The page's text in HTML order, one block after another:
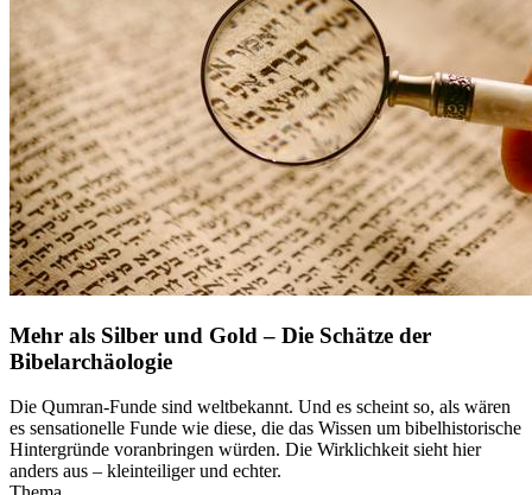
Mehr als Silber und Gold – Die Schätze der
Bibelarchäologie
Die Qumran-Funde sind weltbekannt. Und es scheint so, als wären
es sensationelle Funde wie diese, die das Wissen um bibelhistorische
Hintergründe voranbringen würden. Die Wirklichkeit sieht hier
anders aus – kleinteiliger und echter.